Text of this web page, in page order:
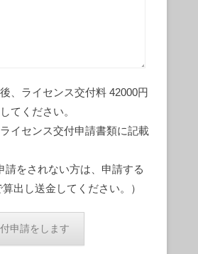
、ライセンス交付料 42000円
てください。
イセンス交付申請書類に記載
請をされない方は、申請する
出し送金してください。）